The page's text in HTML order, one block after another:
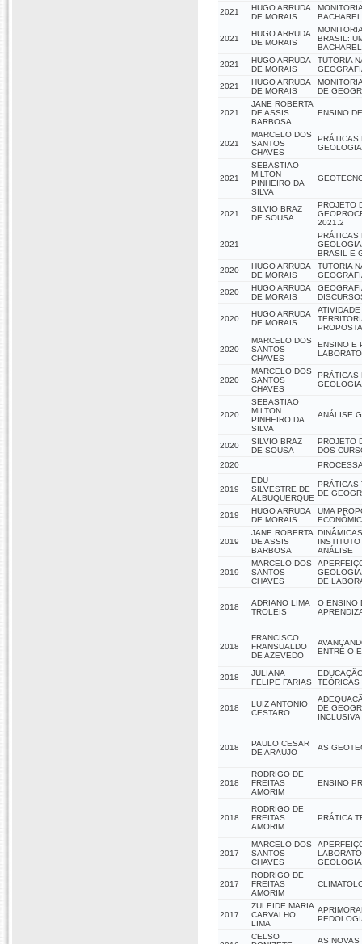
2021
HUGO ARRUDA
DE MORAIS
2021
HUGO ARRUDA
DE MORAIS
BRASIL:
2021
HUGO ARRUDA
DE MORAIS
TUTORIA
2021
HUGO ARRUDA
DE MORAIS
DE
2021
JANE ROBERTA
DE ASSIS
BARBOSA
ENSINO
2021
MARCELO DOS
SANTOS
CHAVES
PRÁTICAS
2021
SEBASTIAO
MILTON
PINHEIRO DA
SILVA
2021
SILVIO BRAZ
DE SOUSA
PROJETO
2021.2
2021
PRÁTICAS
BRASIL E
2020
HUGO ARRUDA
DE MORAIS
TUTORIA
2020
HUGO ARRUDA
DE MORAIS
2020
HUGO ARRUDA
DE MORAIS
2020
MARCELO DOS
SANTOS
CHAVES
ENSINO E
2020
MARCELO DOS
SANTOS
CHAVES
PRÁTICAS
2020
SEBASTIAO
MILTON
PINHEIRO DA
SILVA
ANÁLISE
2020
SILVIO BRAZ
DE SOUSA
PROJETO
DOS
2020
2019
EDU
SILVESTRE DE
ALBUQUERQUE
PRÁTICAS
DE
2019
HUGO ARRUDA
DE MORAIS
UMA
2019
JANE ROBERTA
DE ASSIS
BARBOSA
ANÁLISE
2019
MARCELO DOS
SANTOS
CHAVES
DE
2018
ADRIANO LIMA
TROLEIS
O ENSINO
2018
FRANCISCO
FRANSUALDO
DE AZEVEDO
ENTRE O
2018
JULIANA
FELIPE FARIAS
TEÓRICAS
2018
LUIZ ANTONIO
CESTARO
DE
2018
PAULO CESAR
DE ARAUJO
AS
2018
RODRIGO DE
FREITAS
AMORIM
ENSINO
2018
RODRIGO DE
FREITAS
AMORIM
PRÁTICA
2017
MARCELO DOS
SANTOS
CHAVES
2017
RODRIGO DE
FREITAS
AMORIM
2017
ZULEIDE MARIA
CARVALHO
LIMA
CELSO
AS NOVAS